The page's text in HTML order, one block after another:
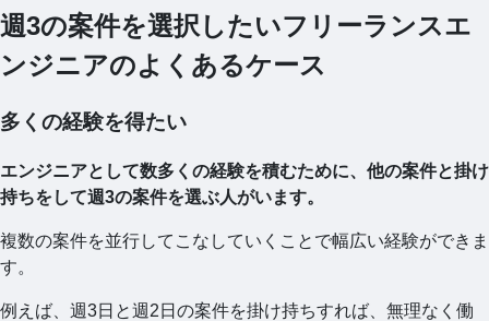
週3の案件を選択したいフリーランスエ
ンジニアのよくあるケース
多くの経験を得たい
エンジニアとして数多くの経験を積むために、他の案件と掛け
持ちをして週3の案件を選ぶ人がいます。
複数の案件を並行してこなしていくことで幅広い経験ができま
す。
例えば、週3日と週2日の案件を掛け持ちすれば、無理なく働